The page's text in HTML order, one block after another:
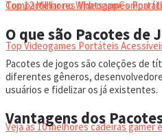
Top 12 Melhores Videogames
Top Videogames Portáteis
CADEIRA GAMER
Veja as 10 melhores cadeiras gamer
Compartilhar no Whatsapp
O que são Pacotes de
Pacotes de jogos são coleções de
diferentes gêneros,
usuários e fidelizar os já existentes.
Vantagens dos